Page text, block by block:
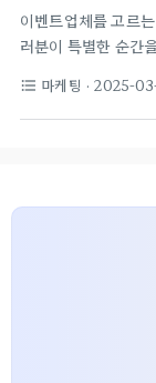
이벤트업체를 고르
러분이 특별한 순간
오늘은 성공적인 이
보를 제공해 드리겠
format_list_bulleted 마케팅 · 2025-